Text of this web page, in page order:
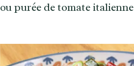
ou purée de tomate italienne